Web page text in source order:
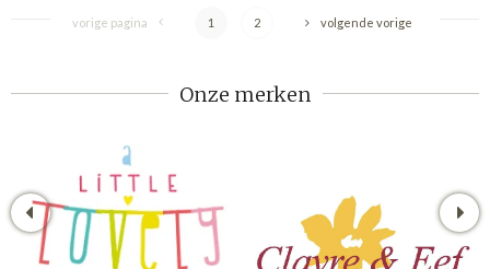
vorige pagina 1 2 volgende vorige
Onze merken